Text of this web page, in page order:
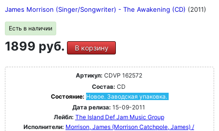
James Morrison (Singer/Songwriter) - The Awakening (CD) (2011)
Есть в наличии
1899 руб. В корзину
Артикул: CDVP 162572
Состав: CD
Состояние: Новое. Заводская упаковка.
Дата релиза: 15-09-2011
Лейбл: The Island Def Jam Music Group
Исполнители: Morrison, James (Morrison Catchpole, James) /